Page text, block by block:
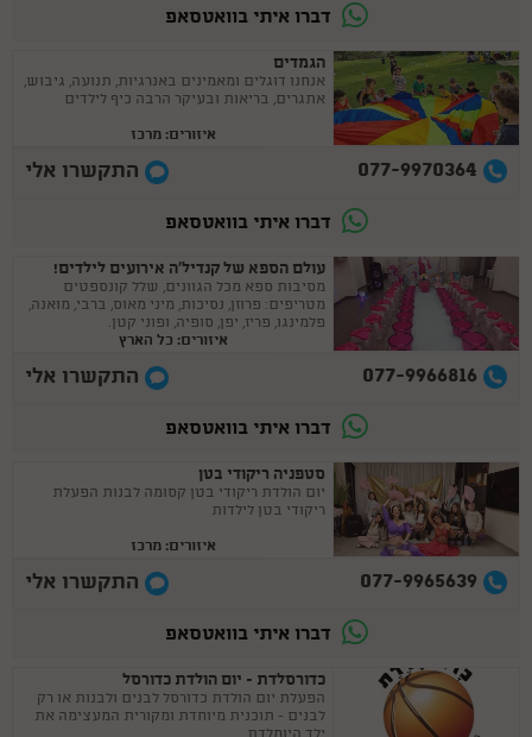
דברו איתי בוואטסאפ
הגמדים
אנחנו דוגלים ומאמינים באנרגיות, תנועה, גיבוש,
אתגרים, בריאות ובעיקר הרבה כיף לילדים
איזורים: מרכז
077-9970364 התקשרו אלי
דברו איתי בוואטסאפ
עולם הספא של קנדיל'ה אירועים לילדים!
מסיבות ספא מכל הגוונים, שלל קונספטים
מטריפים: פרוזן, נסיכות, מיני מאוס, ברבי, מואנה,
פלמינגו, פריז, יפן, סופיה, ופוני קטן.
איזורים: כל הארץ
077-9966816 התקשרו אלי
דברו איתי בוואטסאפ
סטפניה ריקודי בטן
יום הולדת ריקודי בטן קסומה לבנות הפעלת
ריקודי בטן לילדות
איזורים: מרכז
077-9965639 התקשרו אלי
דברו איתי בוואטסאפ
כדורסלדת - יום הולדת כדורסל
הפעלת יום הולדת כדורסל לבנים ולבנות או רק
לבנים - תוכנית מיוחדת ומקורית המעצימה את